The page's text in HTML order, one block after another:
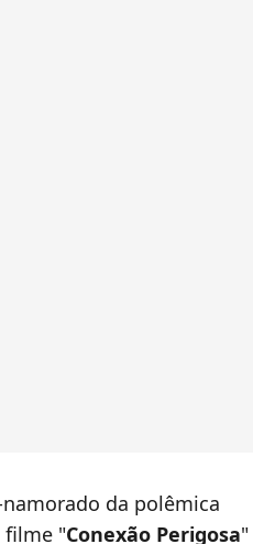
da polêmica
filme "Conexão Perigosa"